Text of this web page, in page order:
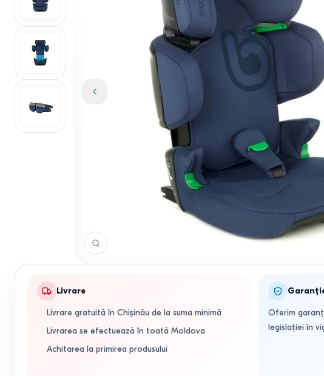
Livrare
Livrare gratuită în Chișinău de la suma minimă
Livrarea se efectuează în toată Moldova
Achitarea la primirea produsului
Oferim
legislației în